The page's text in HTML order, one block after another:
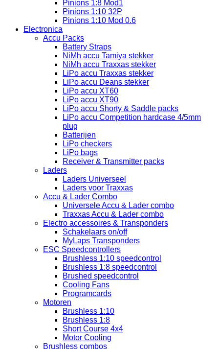
Pinions 1:8 Mod1
Pinions 1:10 32P
Pinions 1:10 Mod 0.6
Electronica
Accu Packs
Battery Straps
NiMh accu Tamiya stekker
NiMh accu Traxxas stekker
LiPo accu Traxxas stekker
LiPo accu Deans stekker
LiPo accu XT60
LiPo accu XT90
LiPo accu Shorty & Saddle packs
LiPo accu Competition hardcase 4/5mm
plug
Batterijen
LiPo checkers
LiPo bags
Receiver & Transmitter packs
Laders
Laders Universeel
Laders voor Traxxas
Accu & Lader Combo
Universele Accu & Lader combo
Traxxas Accu & Lader combo
Electro accessoires & Transponders
Schakelaars on/off
MyLaps Transponders
ESC Speedcontrollers
Brushless 1:10 speedcontrol
Brushless 1:8 speedcontrol
Brushed speedcontrol
Cooling Fans
Programcards
Motoren
Brushless 1:10
Brushless 1:8
Short Course 4x4
Motor Cooling
Brushless combos